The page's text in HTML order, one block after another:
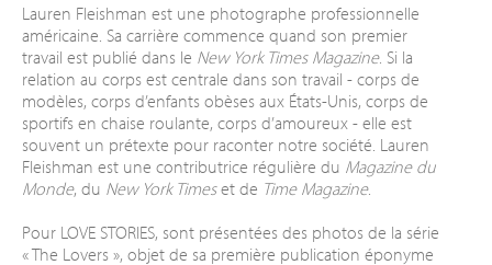
Lauren Fleishman est une photographe professionnelle
américaine. Sacarrière commence quand son premier
travail est publié dans le New York Times Magazine. Si la
relation au corps est centrale dans son travail - corps de
modèles, corps d’enfants obèses aux États-Unis, corps de
sportifs en chaise roulante, corps d’amoureux - elle est
souvent un prétexte pour raconter notre société. Lauren
Fleishman est une contributrice régulière du Magazine du
Monde, du New York Timeset de Time Magazine.
Pour LOVE STORIES, sont présentées des photos de la série
« The Lovers », objet de sa première publication éponyme